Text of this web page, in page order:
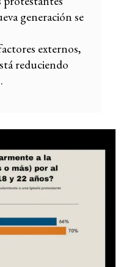
generación se
externos,
reduciendo